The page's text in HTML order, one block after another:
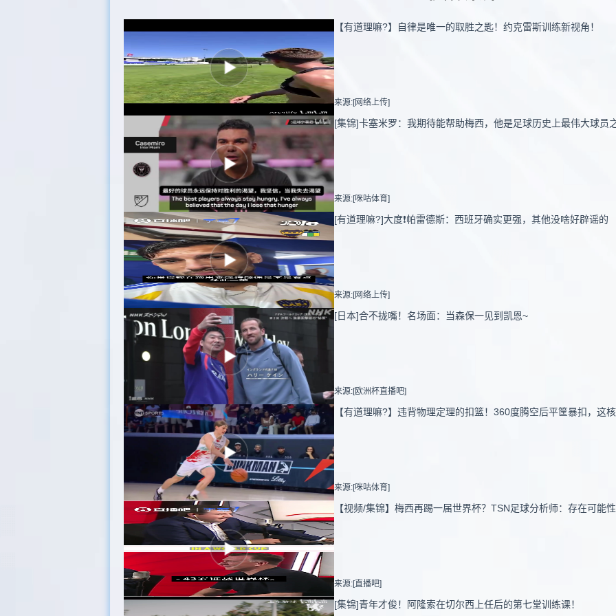
【有道理嘛?】自律是唯一的取胜之匙！约克雷斯训练新视角！
来源:[网络上传]
[集锦]卡塞米罗：我期待能帮助梅西，他是足球历史上最伟大球员
来源:[咪咕体育]
[有道理嘛?]大度❗️帕雷德斯：西班牙确实更强，其他没啥好辟谣的
来源:[网络上传]
[日本]合不拢嘴！名场面：当森保一见到凯恩~
来源:[欧洲杯直播吧]
【有道理嘛?】违背物理定理的扣篮！360度腾空后平筐暴扣，这
来源:[咪咕体育]
【视频/集锦】梅西再踢一届世界杯？TSN足球分析师：存在可能
来源:[直播吧]
[集锦]青年才俊！阿隆索在切尔西上任后的第七堂训练课！